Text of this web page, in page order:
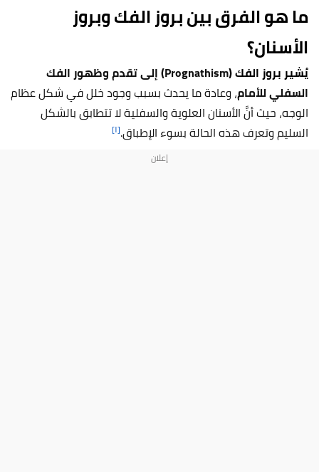
ما هو الفرق بين بروز الفك وبروز
الأسنان؟
يُشير بروز الفك (
Prognathism) إلى تقدم وظهور الفك
السفلي للأمام، وعادة ما يحدث بسبب وجود خلل في شكل عظام
الوجه، حيث أنَّ الأسنان العلوية والسفلية لا تتطابق بالشكل
السليم وتعرف هذه الحالة بسوء الإطباق.[١]